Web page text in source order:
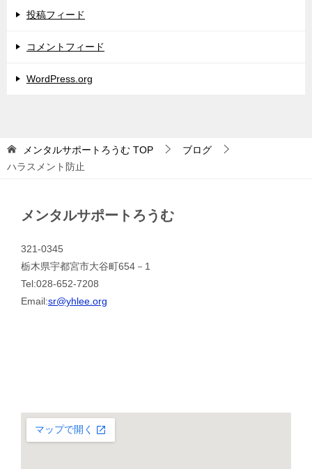
投稿フィード
コメントフィード
WordPress.org
メンタルサポートろうむ TOP
ブログ
ハラスメント防止
メンタルサポートろうむ
321-0345
栃木県宇都宮市大谷町654－1
Tel:028-652-7208
Email:sr@yhlee.org